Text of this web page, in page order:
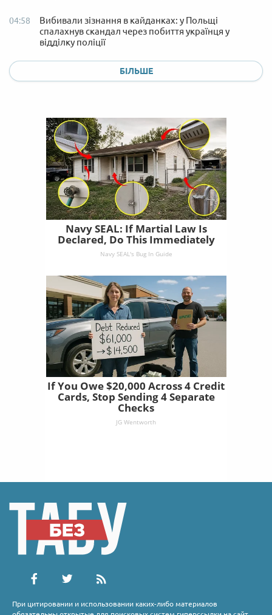
04:58
Вибивали зізнання в кайданках: у Польщі
спалахнув скандал через побиття українця у
відділку поліції
БІЛЬШЕ
Navy SEAL: If Martial Law Is
Declared, Do This Immediately
Navy SEAL's Bug In Guide
If You Owe $20,000 Across 4 Credit
Cards, Stop Sending 4 Separate
Checks
JG Wentworth
При цитировании и использовании каких-либо материалов